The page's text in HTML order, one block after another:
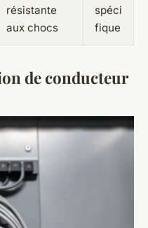
résistante
aux chocs
spéci
fique
de conducteur